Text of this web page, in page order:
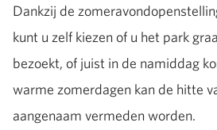
Dankzij de
kunt u zelf kiezen of u het park
bezoekt, of juist in de namiddag
warme zomerdagen kan de hitte
aangenaam vermeden worden.